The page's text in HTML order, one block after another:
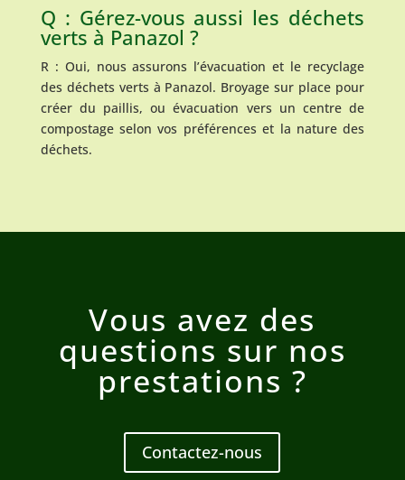
Q : Gérez-vous aussi les déchets
verts à Panazol ?
R : Oui, nous assurons l’évacuation et le recyclage
des déchets verts à Panazol. Broyage sur place pour
créer du paillis, ou évacuation vers un centre de
compostage selon vos préférences et la nature des
déchets.
Vous avez des
questions sur nos
prestations ?
Contactez-nous